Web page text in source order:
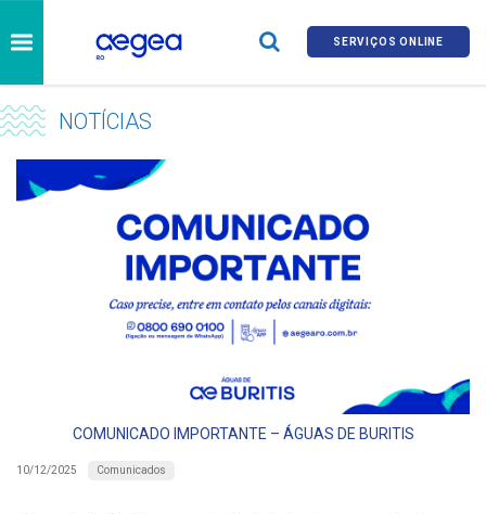
SERVIÇOS ONLINE
NOTÍCIAS
COMUNICADO IMPORTANTE – ÁGUAS DE BURITIS
10/12/2025 Comunicados